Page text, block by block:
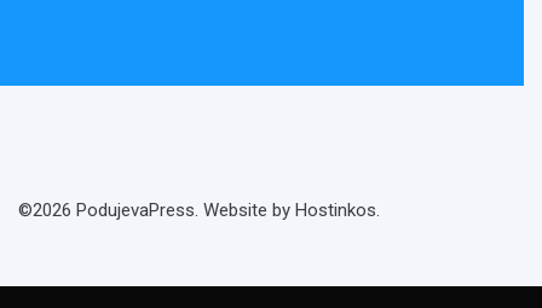
©2026 PodujevaPress. Website by Hostinkos.